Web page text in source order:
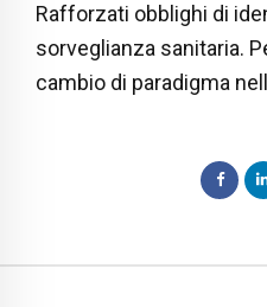
Rafforzati obblighi di
sorveglianza sanitaria.
cambio di paradigma